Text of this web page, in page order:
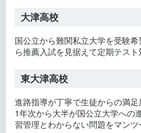
大津高校
国公立から難関私立大学を受験
ら推薦入試を見据えて定期テスト
東大津高校
進路指導が丁寧で生徒からの満足
1年次から大半が国公立大学への
習管理とわからない問題をマンツ